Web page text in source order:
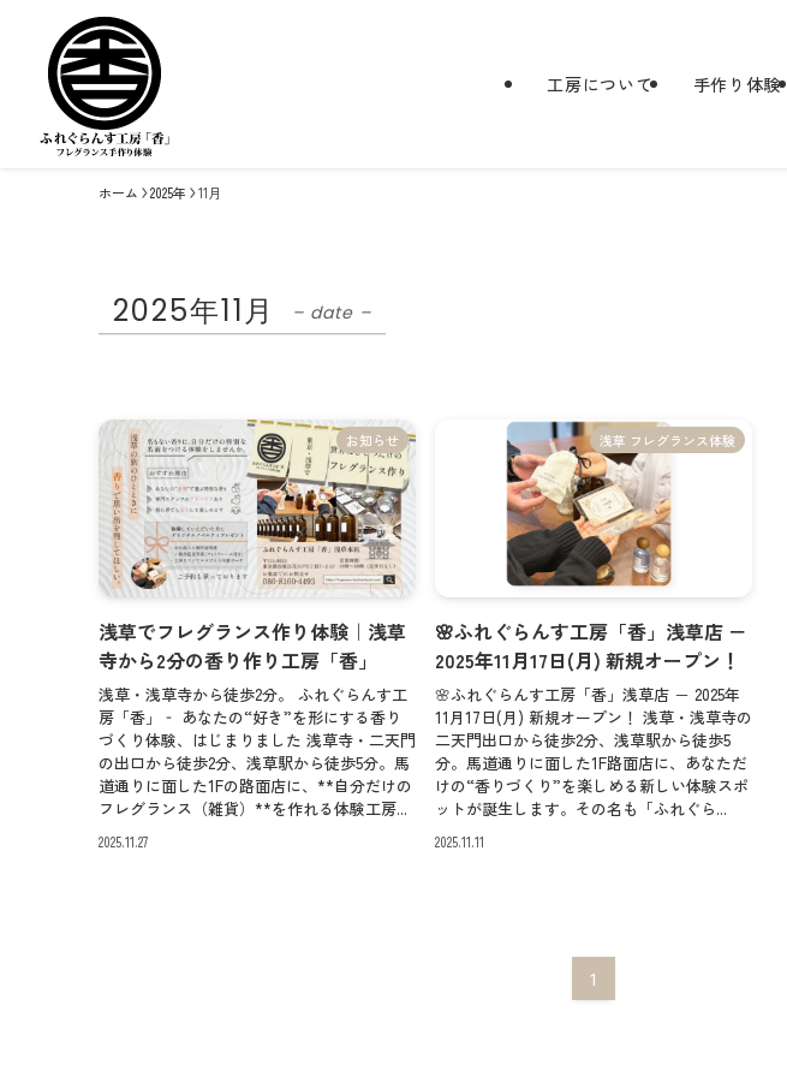
工房について 手作り体験
ホーム 2025年 11月
2025年11月 – date –
お知らせ
浅草でフレグランス作り体験｜浅草
寺から2分の香り作り工房「香」
浅草・浅草寺から徒歩2分。 ふれぐらんす工
房「香」‐ あなたの“好き”を形にする香り
づくり体験、はじまりました 浅草寺・二天門
の出口から徒歩2分、浅草駅から徒歩5分。馬
道通りに面した1Fの路面店に、**自分だけの
フレグランス（雑貨）**を作れる体験工房...
2025.11.27
浅草 フレグランス体験
🌸ふれぐらんす工房「香」浅草店 －
2025年11月17日(月) 新規オープン！
🌸ふれぐらんす工房「香」浅草店 － 2025年
11月17日(月) 新規オープン！ 浅草・浅草寺の
二天門出口から徒歩2分、浅草駅から徒歩5
分。馬道通りに面した1F路面店に、あなただ
けの“香りづくり”を楽しめる新しい体験スポ
ットが誕生します。その名も「ふれぐら...
2025.11.11
1